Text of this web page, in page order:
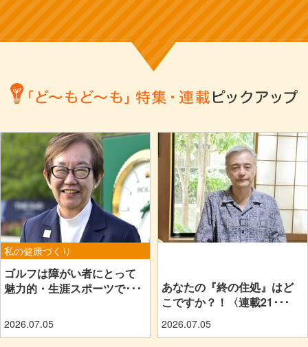
私の健康づくり
ゴルフは障がい者にとって
魅力的・生涯スポーツで･･･
2026.07.05
あなたの『終の住処』はど
こですか？！〈連載21･･･
2026.07.05